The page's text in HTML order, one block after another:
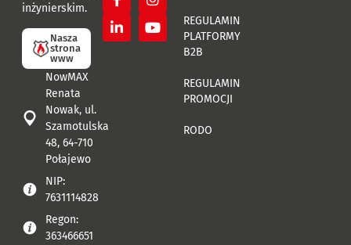
inżynierskim.
Nasza
strona
www
NowMAX
Renata
Nowak, ul.
Szamotulska
48, 64-710
Połajewo
NIP:
7631114828
Regon:
363466651
REGULAMIN
PLATFORMY
B2B
REGULAMIN
PROMOCJI
RODO